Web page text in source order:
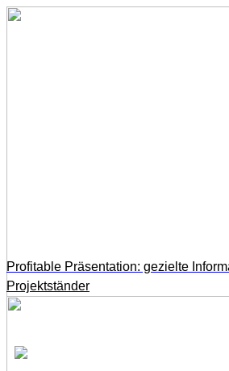
Profitable Präsentation: gezielte
Projektständer